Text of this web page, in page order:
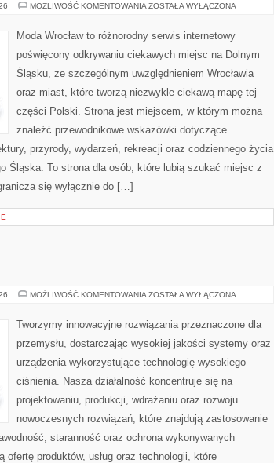
MOŻLIWOŚĆ KOMENTOWANIA JELENIA
ZOSTAŁA WYŁĄCZONA
Moda Wrocław to różnorodny serwis internetowy
poświęcony odkrywaniu ciekawych miejsc na Dolnym
Śląsku, ze szczególnym uwzględnieniem Wrocławia
oraz miast, które tworzą niezwykle ciekawą mapę tej
części Polski. Strona jest miejscem, w którym można
znaleźć przewodnikowe wskazówki dotyczące
przyrody, wydarzeń, rekreacji oraz codziennego życia
Śląska. To strona dla osób, które lubią szukać miejsc z
się wyłącznie do […]
MOŻLIWOŚĆ KOMENTOWANIA OD
ZOSTAŁA WYŁĄCZONA
Tworzymy innowacyjne rozwiązania przeznaczone dla
przemysłu, dostarczając wysokiej jakości systemy oraz
urządzenia wykorzystujące technologię wysokiego
ciśnienia. Nasza działalność koncentruje się na
projektowaniu, produkcji, wdrażaniu oraz rozwoju
nowoczesnych rozwiązań, które znajdują zastosowanie
staranność oraz ochrona wykonywanych
ofertę produktów, usług oraz technologii, które